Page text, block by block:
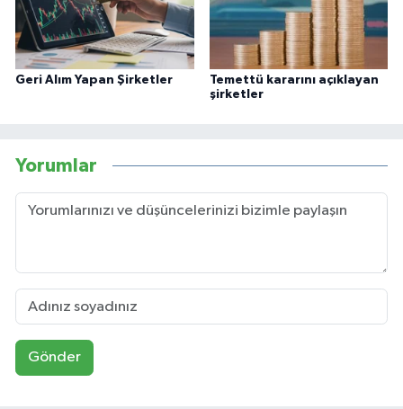
Geri Alım Yapan Şirketler
Temettü kararını açıklayan
şirketler
Yorumlar
Gönder